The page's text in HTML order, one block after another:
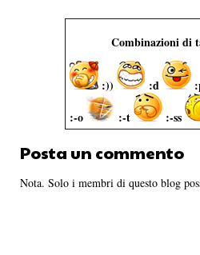
Combinazioni di
:)) :d
:-o
:-t :-ss
Posta un commento
Nota. Solo i membri di questo blog